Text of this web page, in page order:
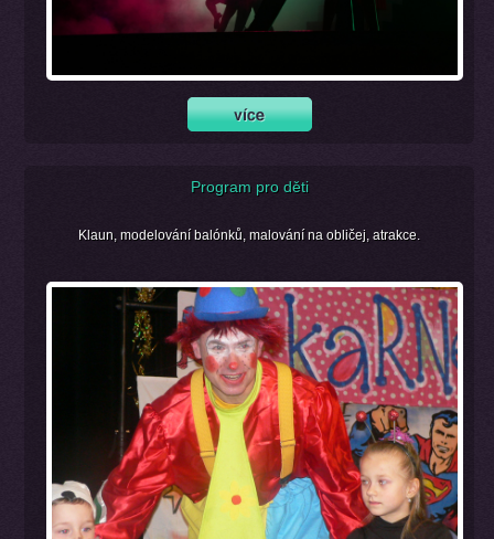
Program pro děti
Klaun, modelování balónků, malování na obličej, atrakce.